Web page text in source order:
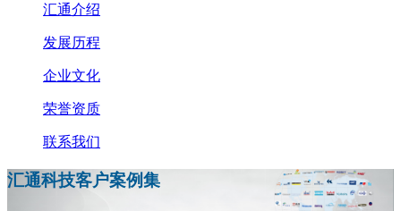
汇通介绍
发展历程
企业文化
荣誉资质
联系我们
汇通科技客户案例集